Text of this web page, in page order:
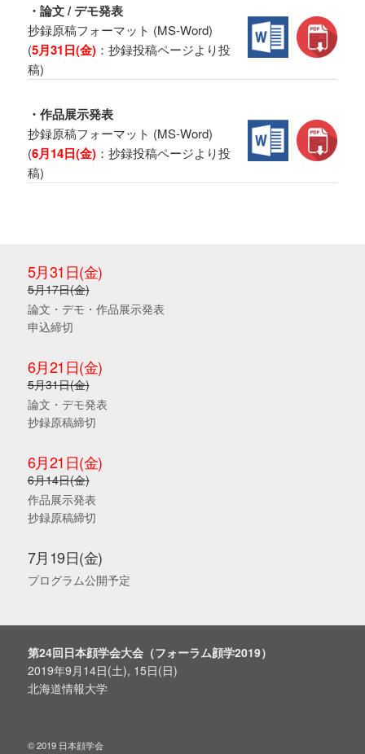
・論文 / デモ発表
抄録原稿フォーマット (MS-Word)
(5月31日(金)：抄録投稿ページより投
稿)
・作品展示発表
抄録原稿フォーマット (MS-Word)
(6月14日(金)：抄録投稿ページより投
稿)
5月31日(金)
5月17日(金)
論文・デモ・作品展示発表
申込締切
6月21日(金)
5月31日(金)
論文・デモ発表
抄録原稿締切
6月21日(金)
6月14日(金)
作品展示発表
抄録原稿締切
7月19日(金)
プログラム公開予定
第24回日本顔学会大会（フォーラム顔学2019）
2019年9月14日(土), 15日(日)
北海道情報大学
© 2019 日本顔学会